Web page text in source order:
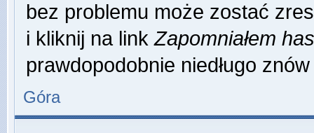
bez problemu może zostać
i kliknij na linkZapomniałem
prawdopodobnie niedługo
Góra